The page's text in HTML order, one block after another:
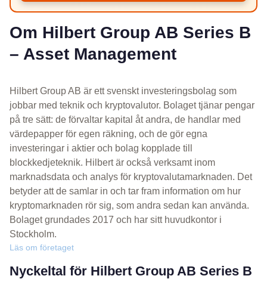
Om Hilbert Group AB Series B
– Asset Management
Hilbert Group AB är ett svenskt investeringsbolag som
jobbar med teknik och kryptovalutor. Bolaget tjänar pengar
på tre sätt: de förvaltar kapital åt andra, de handlar med
värdepapper för egen räkning, och de gör egna
investeringar i aktier och bolag kopplade till
blockkedjeteknik. Hilbert är också verksamt inom
marknadsdata och analys för kryptovalutamarknaden. Det
betyder att de samlar in och tar fram information om hur
kryptomarknaden rör sig, som andra sedan kan använda.
Bolaget grundades 2017 och har sitt huvudkontor i
Stockholm.
Läs om företaget
Nyckeltal för Hilbert Group AB Series B